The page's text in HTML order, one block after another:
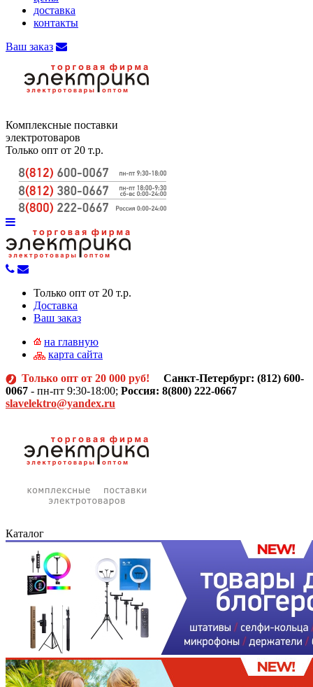
доставка
контакты
Ваш заказ
Комплексные поставки
электротоваров
Только опт от 20 т.р.
Только опт от 20 т.р.
Доставка
Ваш заказ
на главную
карта сайта
Только опт от 20 000 руб! Санкт-Петербург: (812) 600-
0067 - пн-пт 9:30-18:00; Россия: 8(800) 222-0667
slavelektro@yandex.ru
Каталог